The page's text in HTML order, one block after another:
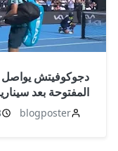
دجوكوفيتش يواصل
المفتوحة بعد
blogposter